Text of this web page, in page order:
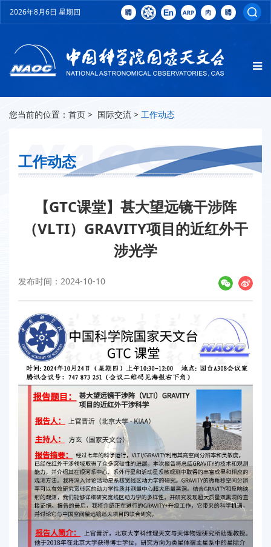
2026年8月6日 星期四
您当前的位置： 首页 > 国际交流 > 工作动态
工作动态
【GTC课堂】甚大望远镜干涉阵
（VLTI）GRAVITY项目的近红外干
涉光学
发布时间：2024-10-10